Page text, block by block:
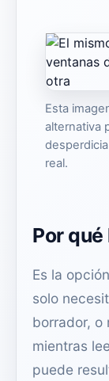
Esta
alternativa
real.
Por
Es la
solo
borrador, o
mientras
puede